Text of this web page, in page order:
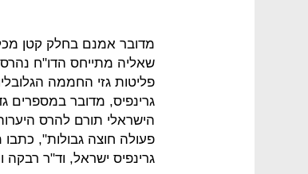
מדובר אמנם בחלק קטן
גרינפיס, מדובר במספרים
הישראלי תורם להרס
פעולה חוצה גבולות",
גרינפיס ישראל, וד"ר רבקה